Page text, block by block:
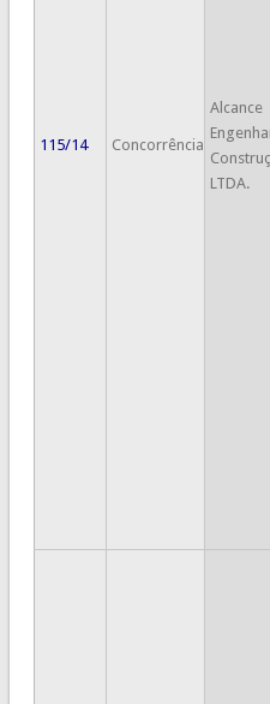
115/14 Concorrência
Alcance
LTDA.